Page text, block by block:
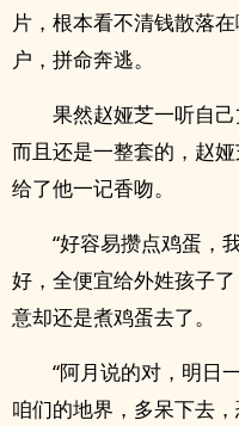
片，根本看不清钱散落
户，拼命奔逃。
果然赵娅芝一听自
而且还是一整套的，赵
给了他一记香吻。
“好容易攒点鸡蛋，
好，全便宜给外姓孩子
意却还是煮鸡蛋去了。
“阿月说的对，明日
咱们的地界，多呆下去